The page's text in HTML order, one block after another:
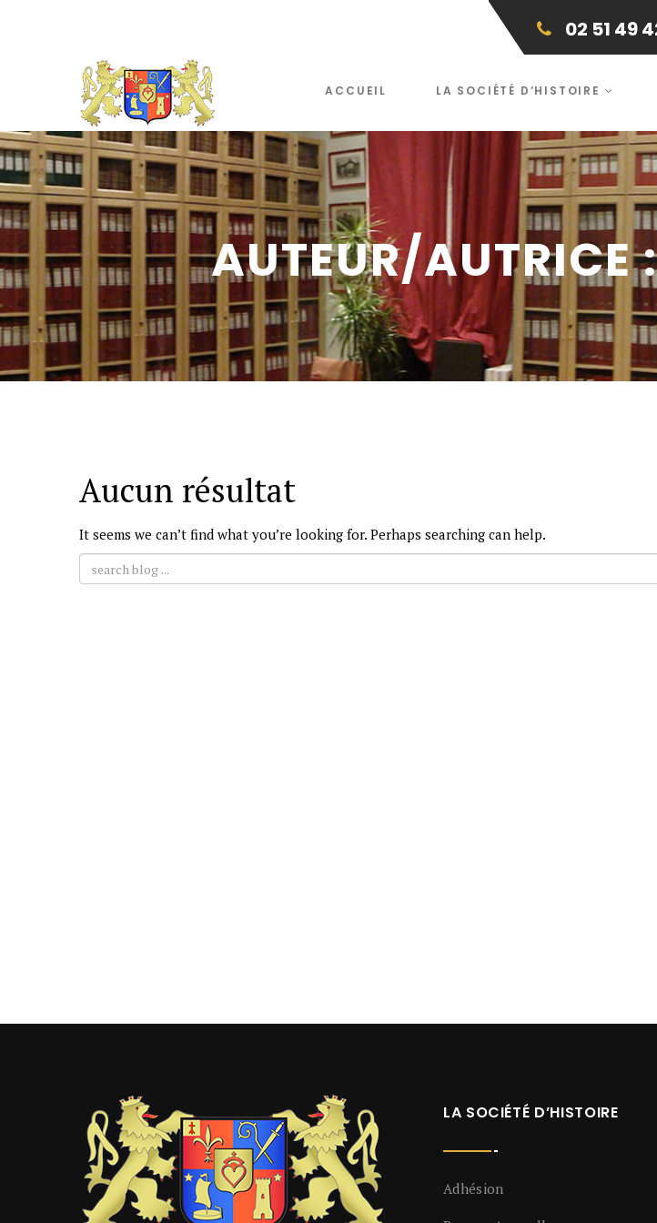
02 51 49
ACCUEIL LA SOCIÉTÉ D’HISTOIRE
AUTEUR/AUTRICE
Aucun résultat
It seems we can’t find what you’re looking for. Perhaps searching can help.
LA SOCIÉTÉ D’HISTOIRE
Adhésion